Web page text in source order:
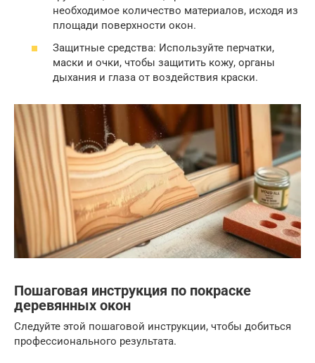
необходимое количество материалов, исходя из
площади поверхности окон.
Защитные средства: Используйте перчатки,
маски и очки, чтобы защитить кожу, органы
дыхания и глаза от воздействия краски.
Пошаговая инструкция по покраске
деревянных окон
Следуйте этой пошаговой инструкции, чтобы добиться
профессионального результата.